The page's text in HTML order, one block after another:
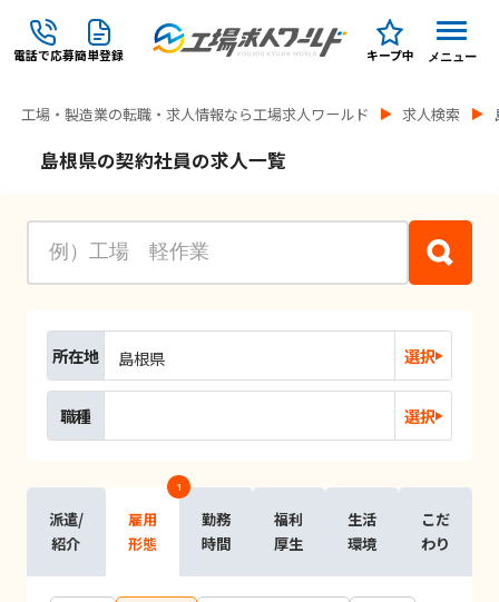
電話で応募簡単登録 キープ中 メニュー
工場・製造業の転職・求人情報なら工場求人ワールド 求人検索
島根県の契約社員の求人一覧
所在地 島根県 選択
職種 選択
派遣/
紹介
雇用
形態
1
勤務
時間
福利
厚生
生活
環境
こだ
わり